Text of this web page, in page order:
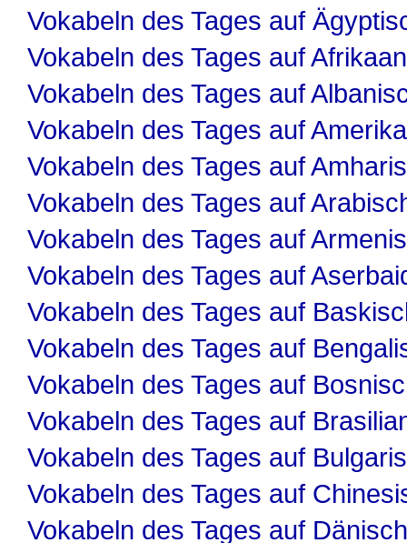
Vokabeln des Tages auf
Vokabeln des Tages auf
Vokabeln des Tages auf
Vokabeln des Tages auf
Vokabeln des Tages auf
Vokabeln des Tages auf
Vokabeln des Tages auf
Vokabeln des Tages auf
Vokabeln des Tages auf
Vokabeln des Tages auf
Vokabeln des Tages auf
Vokabeln des Tages auf
Vokabeln des Tages auf
Vokabeln des Tages auf
Vokabeln des Tages auf Dänisch